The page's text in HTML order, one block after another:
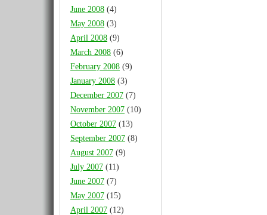
June 2008 (4)
May 2008 (3)
April 2008 (9)
March 2008 (6)
February 2008 (9)
January 2008 (3)
December 2007 (7)
November 2007 (10)
October 2007 (13)
September 2007 (8)
August 2007 (9)
July 2007 (11)
June 2007 (7)
May 2007 (15)
April 2007 (12)